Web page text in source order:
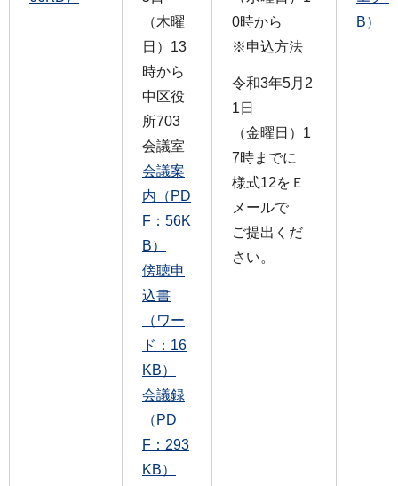
（木曜
日）13
時から
中区役
所703
会議室
会議案
内（PD
F：56K
B）
傍聴申
込書
（ワー
ド：16
KB）
会議録
（PD
F：293
KB）
0時から
※申込方法
令和3年5月2
1日
（金曜日）1
7時までに
様式12をＥ
メールで
ご提出くだ
さい。
B）